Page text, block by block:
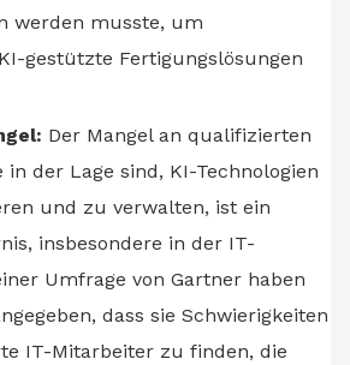
werden musste, um
gestützte Fertigungslösungen
Der Mangel an qualifizierten
in der Lage sind, KI-Technologien
und zu verwalten, ist ein
insbesondere in der IT-
Umfrage von Gartner haben
dass sie Schwierigkeiten
IT-Mitarbeiter zu finden, die